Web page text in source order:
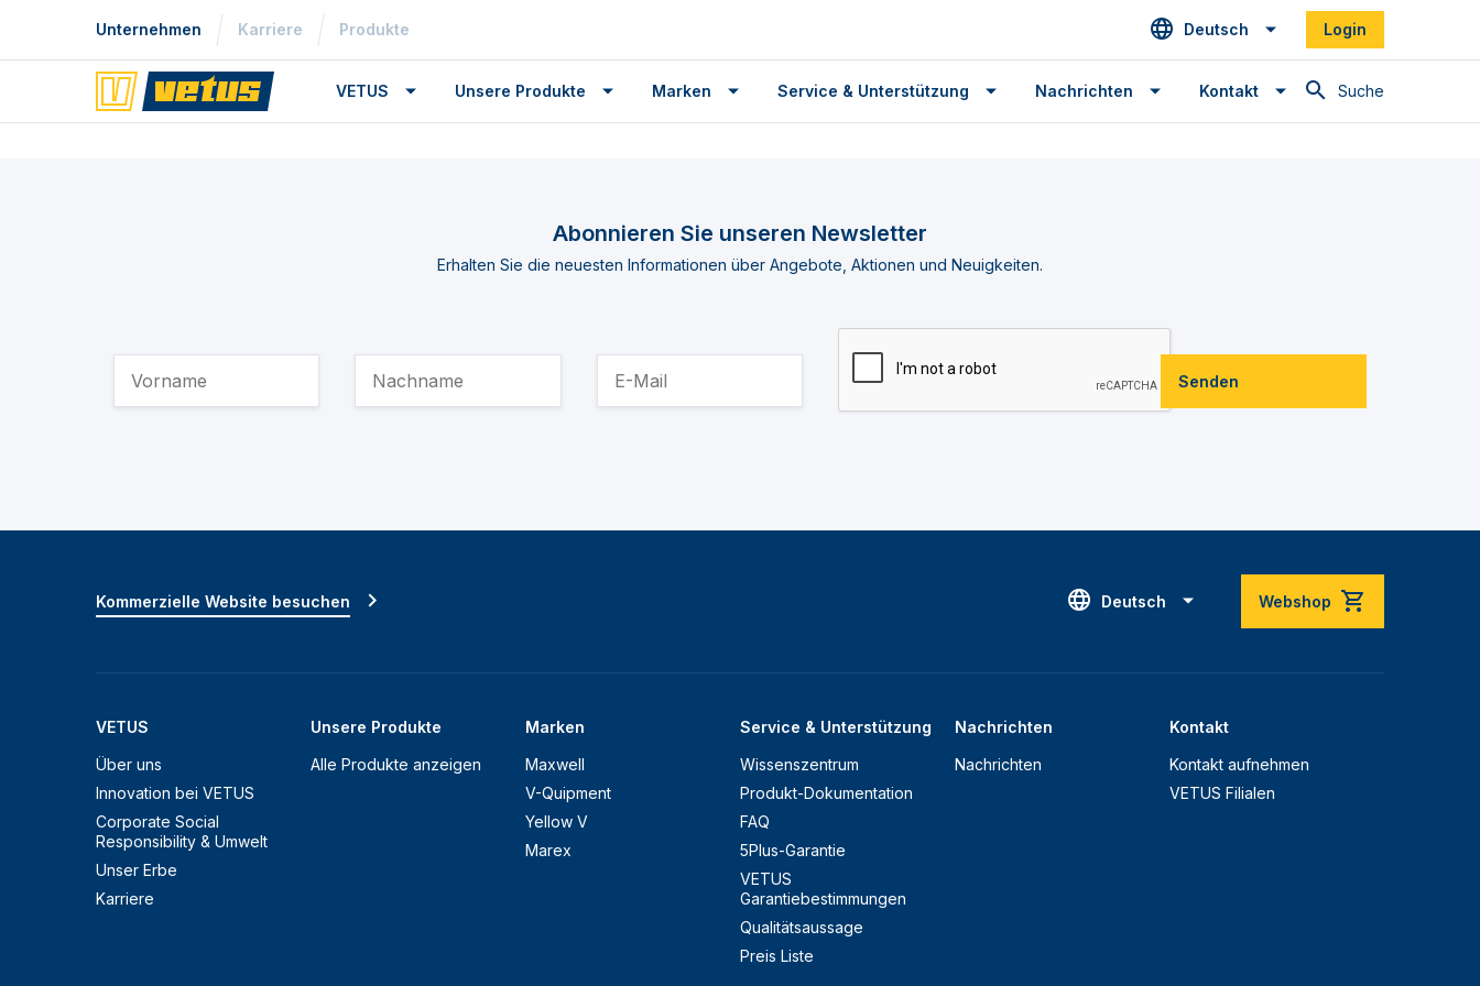
Unternehmen Karriere Produkte Deutsch Login
Suche
VETUS Unsere Produkte Marken Service & Unterstützung Nachrichten Kontakt
Abonnieren Sie unseren Newsletter
Erhalten Sie die neuesten Informationen über Angebote, Aktionen und Neuigkeiten.
Senden
Deutsch Webshop
VETUS
Über uns
Innovation bei VETUS
Corporate Social
Responsibility & Umwelt
Unser Erbe
Karriere
Unsere Produkte
Alle Produkte anzeigen
Marken
Maxwell
V-Quipment
Yellow V
Marex
Service & Unterstützung
Wissenszentrum
Produkt-Dokumentation
FAQ
5Plus-Garantie
VETUS
Garantiebestimmungen
Qualitätsaussage
Preis Liste
Nachrichten
Nachrichten
Kontakt
Kontakt aufnehmen
VETUS Filialen
Kommerzielle Website besuchen